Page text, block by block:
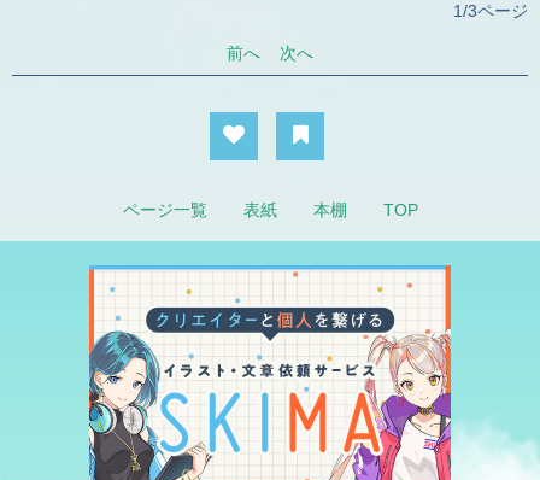
1/3ページ
前へ 次へ
ページ一覧 表紙 本棚 TOP